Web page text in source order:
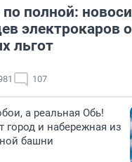
по полной:
электрокаров
льгот
107
а реальная Обь!
город и набережная из
башни